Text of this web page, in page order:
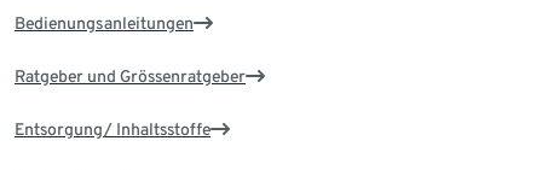
Bedienungsanleitungen
Ratgeber und Grössenratgeber
Entsorgung/ Inhaltsstoffe